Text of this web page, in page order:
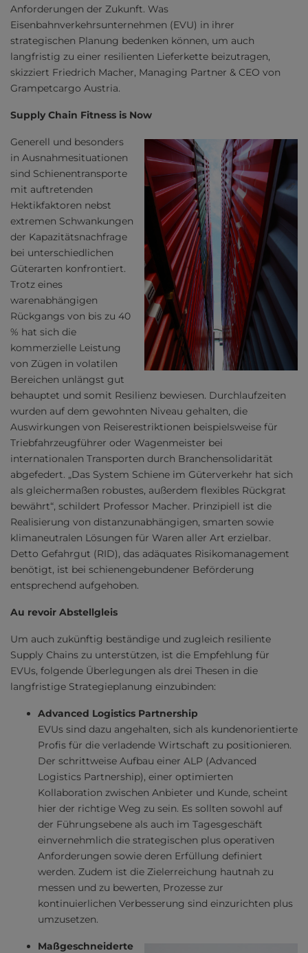
Anforderungen der Zukunft. Was
Eisenbahnverkehrsunternehmen (EVU) in ihrer
strategischen Planung bedenken können, um auch
langfristig zu einer resilienten Lieferkette beizutragen,
skizziert Friedrich Macher, Managing Partner & CEO von
Grampetcargo Austria.
Supply Chain Fitness is Now
Generell und besonders
in Ausnahmesituationen
sind Schienentransporte
mit auftretenden
Hektikfaktoren nebst
extremen Schwankungen
der Kapazitätsnachfrage
bei unterschiedlichen
Güterarten konfrontiert.
Trotz eines
warenabhängigen
Rückgangs von bis zu 40
% hat sich die
kommerzielle Leistung
von Zügen in volatilen
Bereichen unlängst gut
behauptet und somit Resilienz bewiesen. Durchlaufzeiten
wurden auf dem gewohnten Niveau gehalten, die
Auswirkungen von Reiserestriktionen beispielsweise für
Triebfahrzeugführer oder Wagenmeister bei
internationalen Transporten durch Branchensolidarität
abgefedert. „Das System Schiene im Güterverkehr hat sich
als gleichermaßen robustes, außerdem flexibles Rückgrat
bewährt“, schildert Professor Macher. Prinzipiell ist die
Realisierung von distanzunabhängigen, smarten sowie
klimaneutralen Lösungen für Waren aller Art erzielbar.
Detto Gefahrgut (RID), das adäquates Risikomanagement
benötigt, ist bei schienengebundener Beförderung
entsprechend aufgehoben.
Au revoir Abstellgleis
Um auch zukünftig beständige und zugleich resiliente
Supply Chains zu unterstützen, ist die Empfehlung für
EVUs, folgende Überlegungen als drei Thesen in die
langfristige Strategieplanung einzubinden:
Advanced Logistics Partnership
EVUs sind dazu angehalten, sich als kundenorientierte
Profis für die verladende Wirtschaft zu positionieren.
Der schrittweise Aufbau einer ALP (Advanced
Logistics Partnership), einer optimierten
Kollaboration zwischen Anbieter und Kunde, scheint
hier der richtige Weg zu sein. Es sollten sowohl auf
der Führungsebene als auch im Tagesgeschäft
einvernehmlich die strategischen plus operativen
Anforderungen sowie deren Erfüllung definiert
werden. Zudem ist die Zielerreichung hautnah zu
messen und zu bewerten, Prozesse zur
kontinuierlichen Verbesserung sind einzurichten plus
umzusetzen.
Maßgeschneiderte